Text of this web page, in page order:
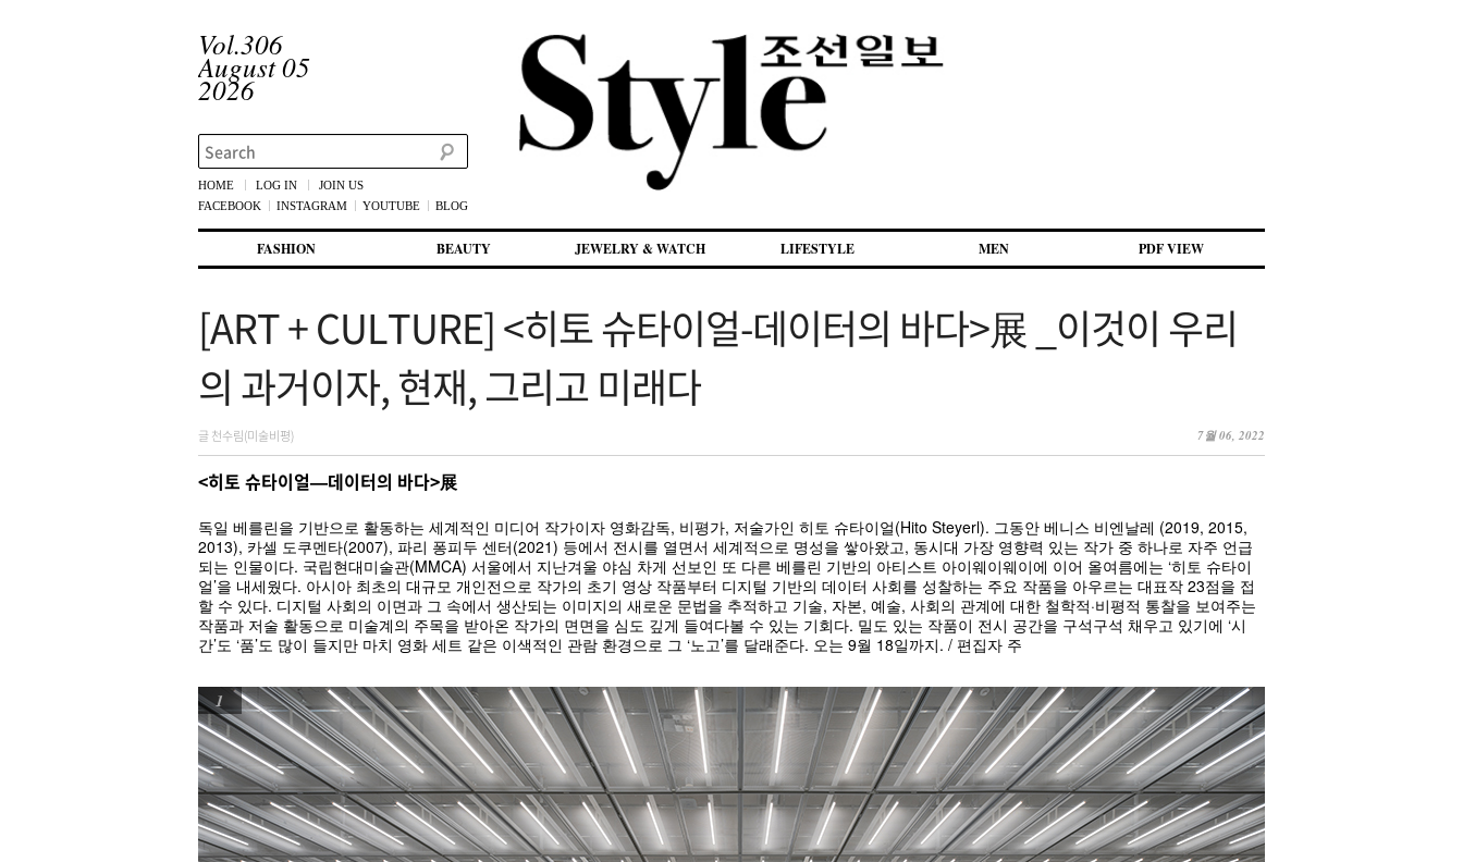
Vol.306
August 05
2026
Search
HOME LOG IN
JOIN US
FACEBOOK
INSTAGRAM YOUTUBE BLOG
첫번째 컨텐츠로 뛰어넘기
두번째 컨텐츠로 뛰어넘기
FASHION BEAUTY JEWELRY & WATCH LIFESTYLE MEN PDF VIEW
[ART + CULTURE] <히토 슈타이얼-데이터의 바다>展 _이것이 우리
의 과거이자, 현재, 그리고 미래다
7월 06, 2022
글 천수림(미술비평)
<히토 슈타이얼—데이터의 바다>展
독일 베를린을 기반으로 활동하는 세계적인 미디어 작가이자 영화감독, 비평가, 저술가인 히토 슈타이얼(Hito Steyerl). 그동안 베니스 비엔날레 (2019, 2015,
2013), 카셀 도쿠멘타(2007), 파리 퐁피두 센터(2021) 등에서 전시를 열면서 세계적으로 명성을 쌓아왔고, 동시대 가장 영향력 있는 작가 중 하나로 자주 언급
되는 인물이다. 국립현대미술관(MMCA) 서울에서 지난겨울 야심 차게 선보인 또 다른 베를린 기반의 아티스트 아이웨이웨이에 이어 올여름에는 ‘히토 슈타이
얼’을 내세웠다. 아시아 최초의 대규모 개인전으로 작가의 초기 영상 작품부터 디지털 기반의 데이터 사회를 성찰하는 주요 작품을 아우르는 대표작 23점을 접
할 수 있다. 디지털 사회의 이면과 그 속에서 생산되는 이미지의 새로운 문법을 추적하고 기술, 자본, 예술, 사회의 관계에 대한 철학적·비평적 통찰을 보여주는
작품과 저술 활동으로 미술계의 주목을 받아온 작가의 면면을 심도 깊게 들여다볼 수 있는 기회다. 밀도 있는 작품이 전시 공간을 구석구석 채우고 있기에 ‘시
간’도 ‘품’도 많이 들지만 마치 영화 세트 같은 이색적인 관람 환경으로 그 ‘노고’를 달래준다. 오는 9월 18일까지. / 편집자 주
1